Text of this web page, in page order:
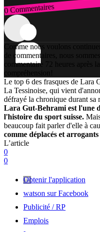
0 Commentaires
Connexion
Comme nous voulons
de commentaires, nous
commentaire 72 heures après
compréhension!
Le top 6 des frasques de Lara
La Tessinoise, qui vient
défrayé la chronique durant sa
Lara Gut-Behrami est l'une
l'histoire du sport suisse.
beaucoup fait parler d'elle à
comme déplacés et arrogants
L’article
0
0
Obtenir l'application
watson sur Facebook
Publicité / RP
Emplois